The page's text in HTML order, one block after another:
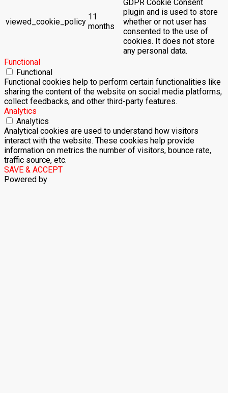
viewed_cookie_policy
11
months
GDPR Cookie Consent
plugin and is used to store
whether or not user has
consented to the use of
cookies. It does not store
any personal data.
Functional
Functional
Functional cookies help to perform certain functionalities like
sharing the content of the website on social media platforms,
collect feedbacks, and other third-party features.
Analytics
Analytics
Analytical cookies are used to understand how visitors
interact with the website. These cookies help provide
information on metrics the number of visitors, bounce rate,
traffic source, etc.
SAVE & ACCEPT
Powered by